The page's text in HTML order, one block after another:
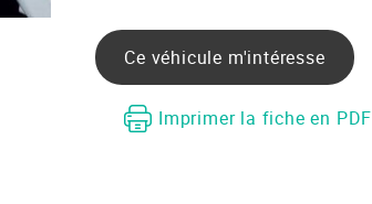
Ce véhicule m'intéresse
Imprimer la fiche en PDF